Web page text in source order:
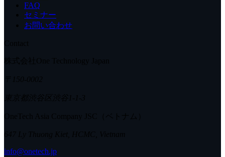
FAQ
セミナー
お問い合わせ
info@onetech.jp